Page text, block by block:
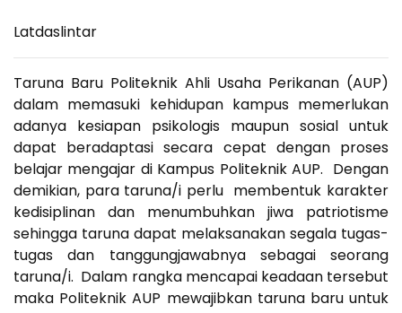
Latdaslintar
Taruna Baru Politeknik Ahli Usaha Perikanan (AUP)
dalam memasuki kehidupan kampus memerlukan
adanya kesiapan psikologis maupun sosial untuk
dapat beradaptasi secara cepat dengan proses
belajar mengajar di Kampus Politeknik AUP. Dengan
demikian, para taruna/i perlu membentuk karakter
kedisiplinan dan menumbuhkan jiwa patriotisme
sehingga taruna dapat melaksanakan segala tugas-
tugas dan tanggungjawabnya sebagai seorang
taruna/i. Dalam rangka mencapai keadaan tersebut
maka Politeknik AUP mewajibkan taruna baru untuk